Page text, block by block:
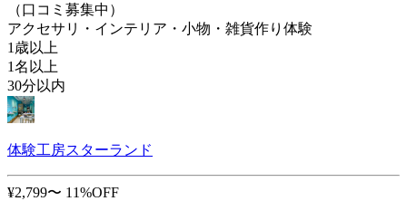
（口コミ募集中）
アクセサリ・インテリア・小物・雑貨作り体験
1歳以上
1名以上
30分以内
体験工房スターランド
¥2,799〜 11%OFF